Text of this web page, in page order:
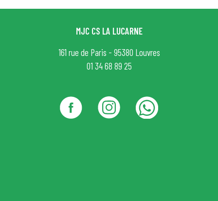
MJC CS LA LUCARNE
161 rue de Paris - 95380 Louvres
01 34 68 89 25